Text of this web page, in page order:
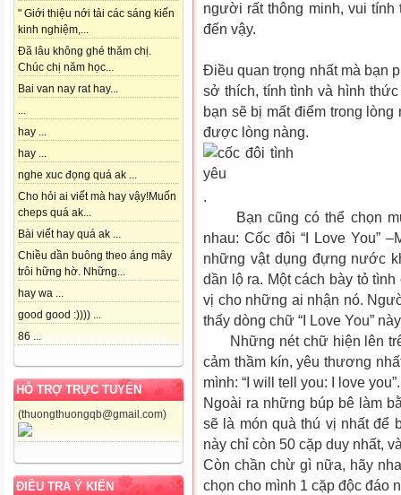
" Giới thiệu nới tải các sáng kiến
kinh nghiệm,...
Đã lâu không ghé thăm chị.
Chúc chị năm học...
Bai van nay rat hay...
...
hay ...
hay ...
nghe xuc đọng quá ak ...
Cho hỏi ai viết mà hay vậy!Muốn
cheps quá ak...
Bài viết hay quá ak ...
Chiều dần buông theo áng mây
trôi hững hờ. Những...
hay wa ...
good good :)))) ...
86 ...
HỖ TRỢ TRỰC TUYẾN
(thuongthuongqb@gmail.com)
ĐIỀU TRA Ý KIẾN
người rất thông minh, vui
đến vậy.
Điều quan trọng nhất mà bạn
sở thích, tính tình và hình
bạn sẽ bị mất điểm trong
được lòng nàng.
.
Bạn cũng có thể chọn
nhau: Cốc đôi “I Love You”
những vật dụng đựng nước
dần lộ ra. Một cách bày tỏ
vị cho những ai nhận nó.
thấy dòng chữ “I Love You”
Những nét chữ hiện lên
cảm thầm kín, yêu thương
mình: “I will tell you: I love you”.
Ngoài ra những búp bê làm
sẽ là món quà thú vị nhất để
này chỉ còn 50 cặp duy nhất,
Còn chần chừ gì nữa, hãy
chọn cho mình 1 cặp độc đáo